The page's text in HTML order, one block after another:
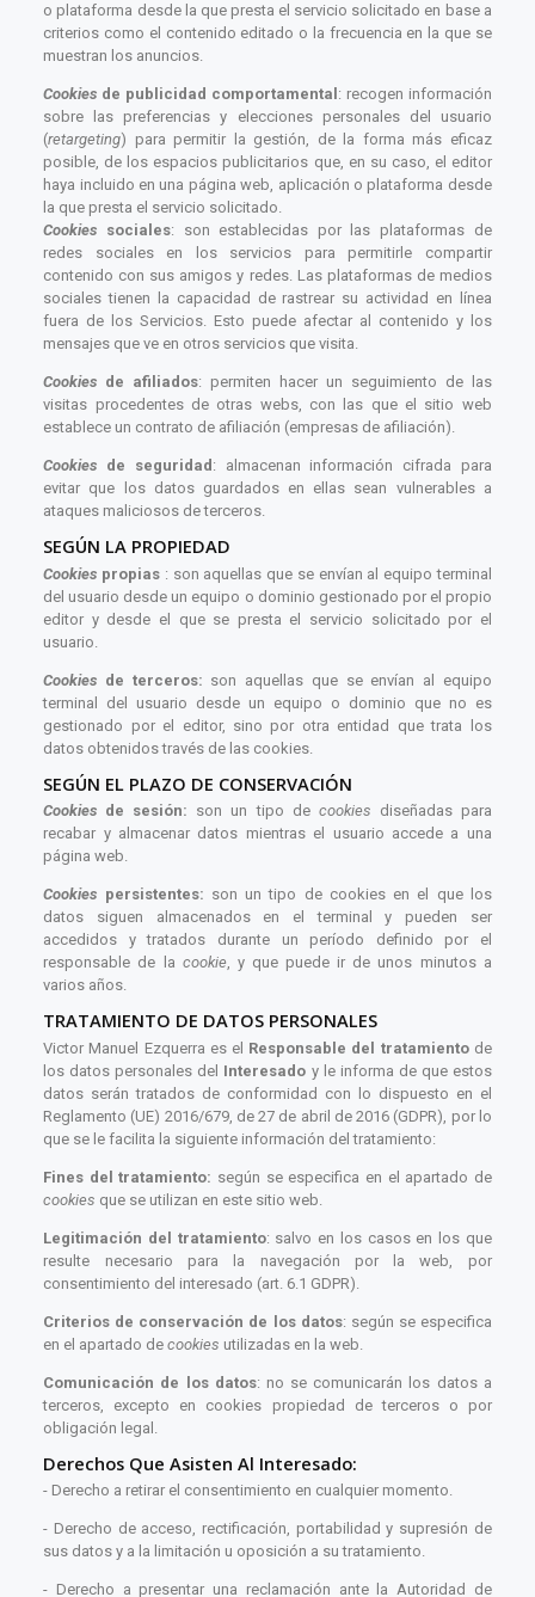
o plataforma desde la que presta el servicio solicitado en base a
criterios como el contenido editado o la frecuencia en la que se
muestran los anuncios.
Cookies de publicidad comportamental : recogen información
sobre las preferencias y elecciones personales del usuario
(retargeting) para permitir la gestión, de la forma más eficaz
posible, de los espacios publicitarios que, en su caso, el editor
haya incluido en una página web, aplicación o plataforma desde
la que presta el servicio solicitado.
Cookies sociales: son establecidas por las plataformas de
redes sociales en los servicios para permitirle compartir
contenido con sus amigos y redes. Las plataformas de medios
sociales tienen la capacidad de rastrear su actividad en línea
fuera de los Servicios. Esto puede afectar al contenido y los
mensajes que ve en otros servicios que visita.
Cookies de afiliados: permiten hacer un seguimiento de las
visitas procedentes de otras webs, con las que el sitio web
establece un contrato de afiliación (empresas de afiliación).
Cookies de seguridad : almacenan información cifrada para
evitar que los datos guardados en ellas sean vulnerables a
ataques maliciosos de terceros.
SEGÚN LA PROPIEDAD
Cookies propias : son aquellas que se envían al equipo terminal
del usuario desde un equipo o dominio gestionado por el propio
editor y desde el que se presta el servicio solicitado por el
usuario.
Cookies de terceros: son aquellas que se envían al equipo
terminal del usuario desde un equipo o dominio que no es
gestionado por el editor, sino por otra entidad que trata los
datos obtenidos través de las cookies.
SEGÚN EL PLAZO DE CONSERVACIÓN
Cookies de sesión: son un tipo de cookies diseñadas para
recabar y almacenar datos mientras el usuario accede a una
página web.
Cookies persistentes: son un tipo de cookies en el que los
datos siguen almacenados en el terminal y pueden ser
accedidos y tratados durante un período definido por el
responsable de la cookie, y que puede ir de unos minutos a
varios años.
TRATAMIENTO DE DATOS PERSONALES
Victor Manuel Ezquerra es el Responsable del tratamiento de
los datos personales del Interesado y le informa de que estos
datos serán tratados de conformidad con lo dispuesto en el
Reglamento (UE) 2016/679, de 27 de abril de 2016 (GDPR), por lo
que se le facilita la siguiente información del tratamiento:
Fines del tratamiento: según se especifica en el apartado de
cookies que se utilizan en este sitio web.
Legitimación del tratamiento: salvo en los casos en los que
resulte necesario para la navegación por la web, por
consentimiento del interesado (art. 6.1 GDPR).
Criterios de conservación de los datos: según se especifica
en el apartado decookies utilizadas en la web.
Comunicación de los datos: no se comunicarán los datos a
terceros, excepto en cookies propiedad de terceros o por
obligación legal.
Derechos Que Asisten Al Interesado:
- Derecho a retirar el consentimiento en cualquier momento.
- Derecho de acceso, rectificación, portabilidad y supresión de
sus datos y a la limitación u oposición a su tratamiento.
- Derecho a presentar una reclamación ante la Autoridad de